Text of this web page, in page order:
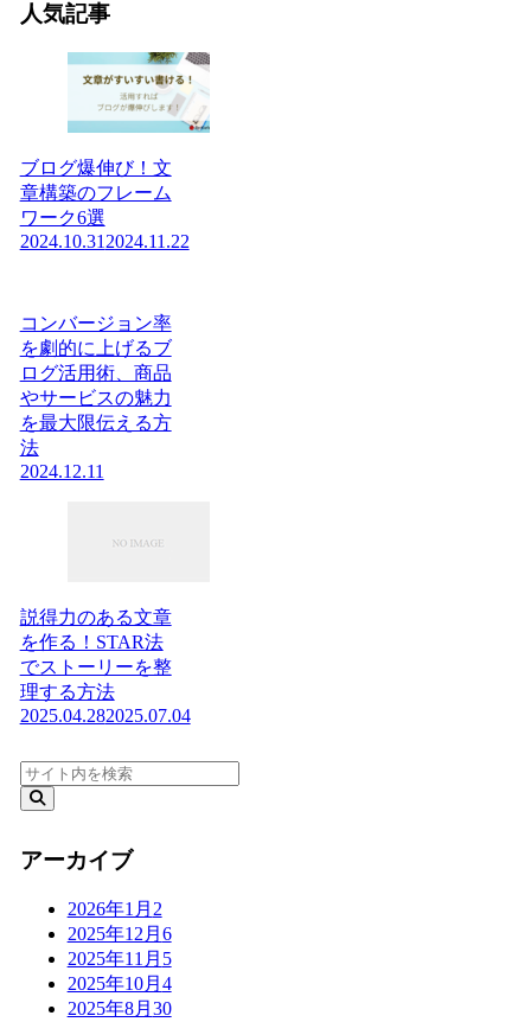
人気記事
ブログ爆伸び！文
章構築のフレーム
ワーク6選
2024.10.31 2024.11.22
コンバージョン率
を劇的に上げるブ
ログ活用術、商品
やサービスの魅力
を最大限伝える方
法
2024.12.11
説得力のある文章
を作る！STAR法
でストーリーを整
理する方法
2025.04.282025.07.04
アーカイブ
2026年1月 2
2025年12月 6
2025年11月 5
2025年10月 4
2025年8月 30